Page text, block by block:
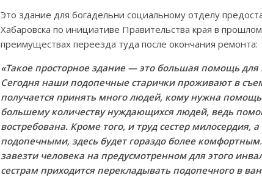
Это здание для богадельни социальному отделу
Хабаровска по инициативе Правительства края в
преимуществах переезда туда после окончания ремонта:
«Такое просторное здание — это большая помощь для
Сегодня наши подопечные старички проживают в
получается принять много людей, кому нужна
большему количеству нуждающихся людей, ведь
востребована. Кроме того, и труд сестер
подопечными, здесь будет гораздо более
завезти человека на предусмотренном для этого
сестрам приходится перекладывать подопечного в